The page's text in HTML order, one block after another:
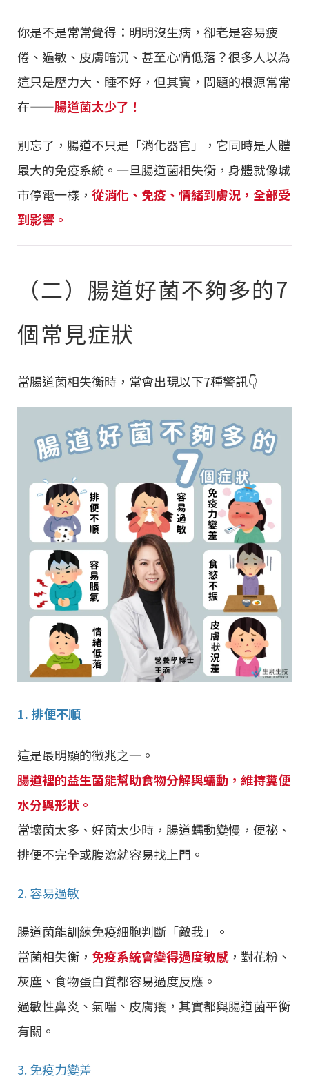
你是不是常常覺得：明明沒生病，卻老是容易疲
倦、過敏、皮膚暗沉、甚至心情低落？很多人以為
這只是壓力大、睡不好，但其實，問題的根源常常
在——腸道菌太少了！
別忘了，腸道不只是「消化器官」，它同時是人體
最大的免疫系統。一旦腸道菌相失衡，身體就像城
市停電一樣， 從消化、免疫、情緒到膚況，全部受
到影響。
（二）腸道好菌不夠多的7
個常見症狀
當腸道菌相失衡時，常會出現以下7種警訊👇
1. 排便不順
這是最明顯的徵兆之一。
腸道裡的益生菌能幫助食物分解與蠕動，維持糞便
水分與形狀。
當壞菌太多、好菌太少時，腸道蠕動變慢，便祕、
排便不完全或腹瀉就容易找上門。
2. 容易過敏
腸道菌能訓練免疫細胞判斷「敵我」。
當菌相失衡， 免疫系統會變得過度敏感，對花粉、
灰塵、食物蛋白質都容易過度反應。
過敏性鼻炎、氣喘、皮膚癢，其實都與腸道菌平衡
有關。
3. 免疫力變差